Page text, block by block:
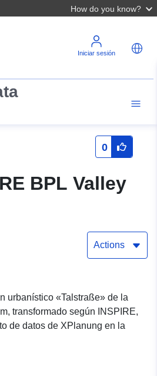
How do you know?
Iniciar sesión
0
BPL Valley
Actions
urbanístico «Talstraße» de la
transformado según INSPIRE,
de datos de XPlanung en la